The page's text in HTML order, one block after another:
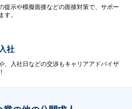
提示や模擬面接などの面接対策で、サポー
す。
社
、入社日などの交渉もキャリアアドバイザ